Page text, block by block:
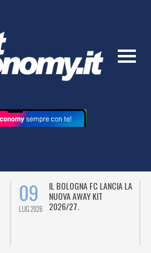
09
LUG 2026
IL BOLOGNA FC LANCIA LA
NUOVA AWAY KIT
2026/27.